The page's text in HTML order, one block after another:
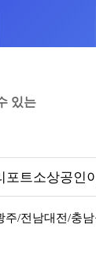
있는
포트소상공인
주/전남대전/충남